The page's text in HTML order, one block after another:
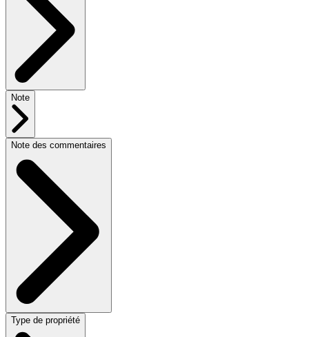
Note
Note des commentaires
Type de propriété